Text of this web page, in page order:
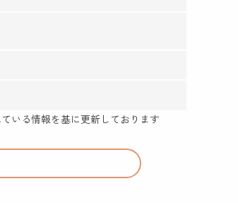
いる情報を基に更新しております